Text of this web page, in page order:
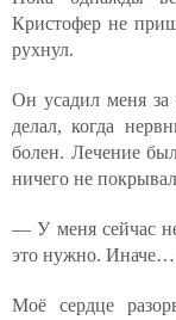
Кристофер не
рухнул.
Он усадил меня
делал, когда
болен. Лечение
ничего не
— У меня сейчас
это нужно. Иначе…
Моё сердце